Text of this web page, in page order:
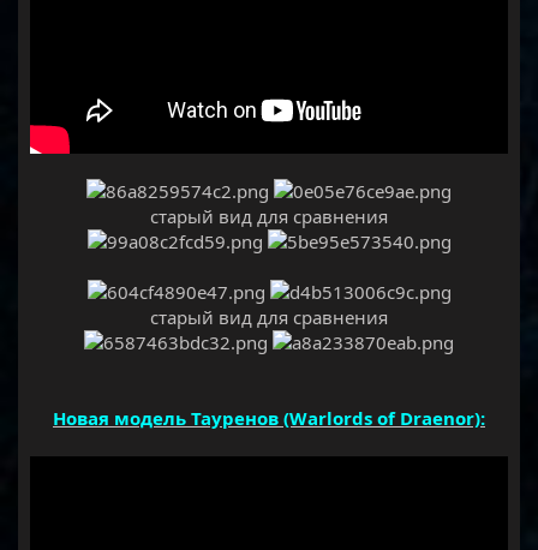
старый вид для сравнения
старый вид для сравнения
Новая модель Тауренов (Warlords of Draenor):